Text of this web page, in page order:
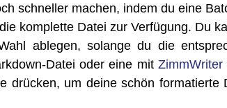
schnel­ler machen, indem du eine
kom­plet­te Datei zur Ver­fü­gung. Du
able­gen, solan­ge du die
Datei oder eine mit Zimm­Wri­ter
drü­cken, um dei­ne schön for­ma­tier­te